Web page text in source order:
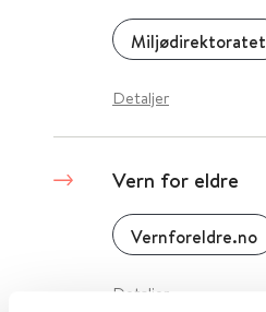
Miljødirektoratet
Detaljer
Vern for eldre
Vernforeldre.no
Detaljer